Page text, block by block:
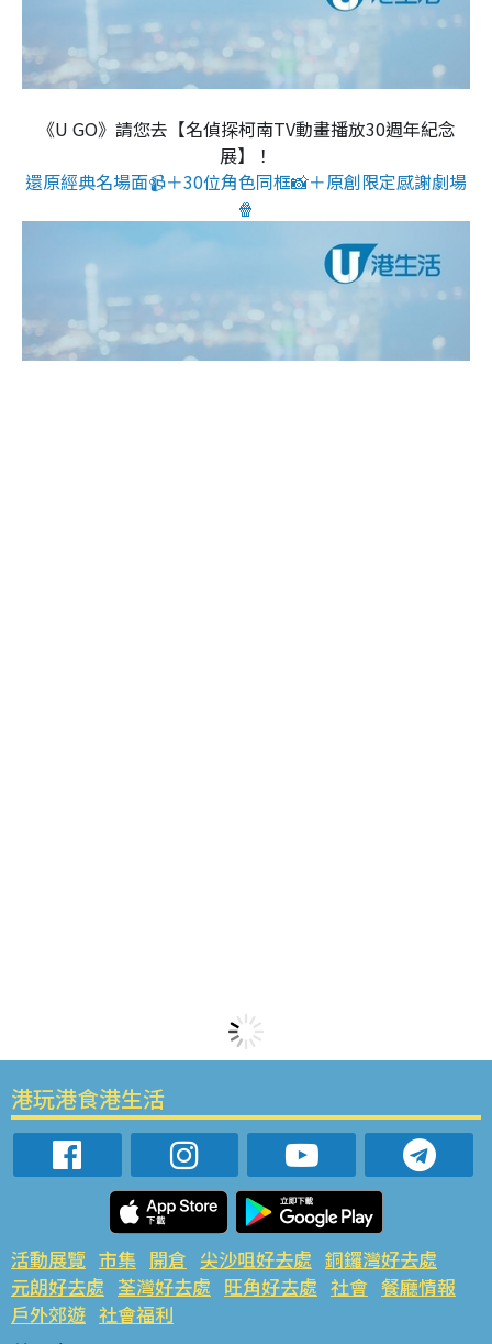
《U GO》請您去【名偵探柯南TV動畫播放30週年紀念
展】！
還原經典名場面📹＋30位角色同框📸＋原創限定感謝劇場
🍿
港玩港食港生活
活動展覽 市集 開倉 尖沙咀好去處 銅鑼灣好去處
元朗好去處 荃灣好去處 旺角好去處 社會 餐廳情報
戶外郊遊 社會福利